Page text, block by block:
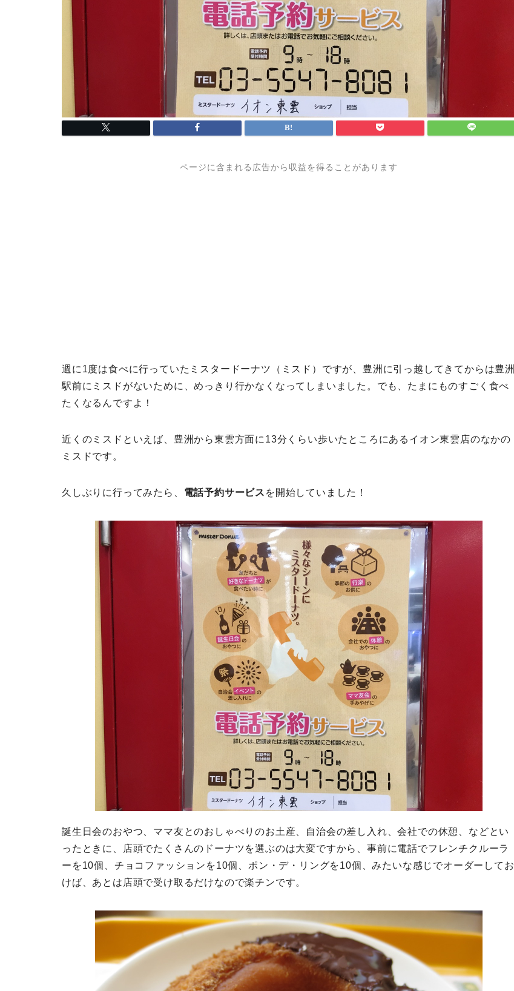
ページに含まれる広告から収益を得ることがあります
週に1度は食べに行っていたミスタードーナツ（ミスド）ですが、豊洲に引っ越してきてからは豊洲
駅前にミスドがないために、めっきり行かなくなってしまいました。でも、たまにものすごく食べ
たくなるんですよ！
近くのミスドといえば、豊洲から東雲方面に13分くらい歩いたところにあるイオン東雲店のなかの
ミスドです。
久しぶりに行ってみたら、 電話予約サービス を開始していました！
誕生日会のおやつ、ママ友とのおしゃべりのお土産、自治会の差し入れ、会社での休憩、などとい
ったときに、店頭でたくさんのドーナツを選ぶのは大変ですから、事前に電話でフレンチクルーラ
ーを10個、チョコファッションを10個、ポン・デ・リングを10個、みたいな感じでオーダーしてお
けば、あとは店頭で受け取るだけなので楽チンです。